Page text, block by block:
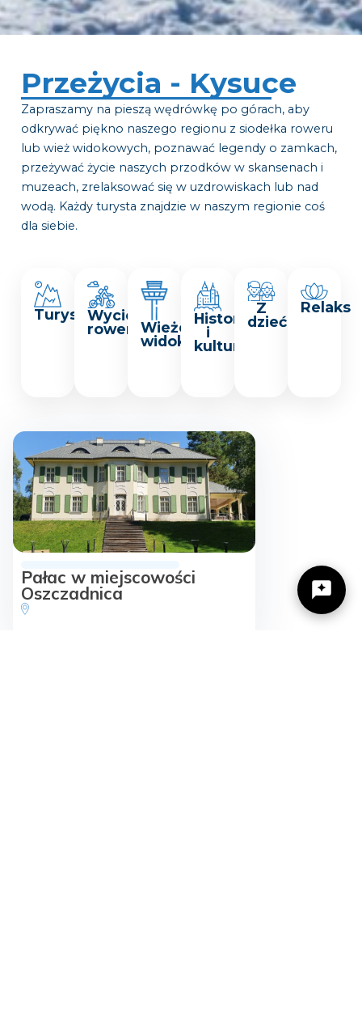
Przeżycia - Kysuce
Zapraszamy na pieszą wędrówkę po górach, aby
odkrywać piękno naszego regionu z siodełka roweru
lub wież widokowych, poznawać legendy o zamkach,
przeżywać życie naszych przodków w skansenach i
muzeach, zrelaksować się w uzdrowiskach lub nad
wodą. Każdy turysta znajdzie w naszym regionie coś
dla siebie.
TurystykaWycieczki
rowerowe
Wieże
widokowe
Historia
i
kultura
Z
dziećmi
Relaks
Pałac w miejscowości
Oszczadnica